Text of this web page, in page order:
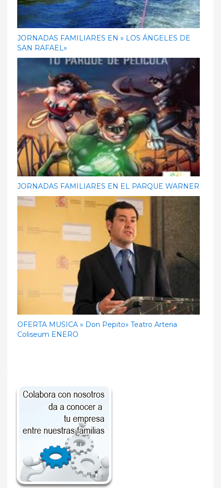
JORNADAS FAMILIARES EN » LOS ÁNGELES DE
SAN RAFAEL»
JORNADAS FAMILIARES EN EL PARQUE WARNER
OFERTA MUSICA » Don Pepito» Teatro Arteria
Coliseum ENERO